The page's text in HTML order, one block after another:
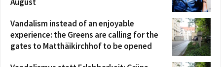
Vandalism instead of an enjoyable
experience: the Greens are calling for the
gates to Matthäikirchhof to be opened